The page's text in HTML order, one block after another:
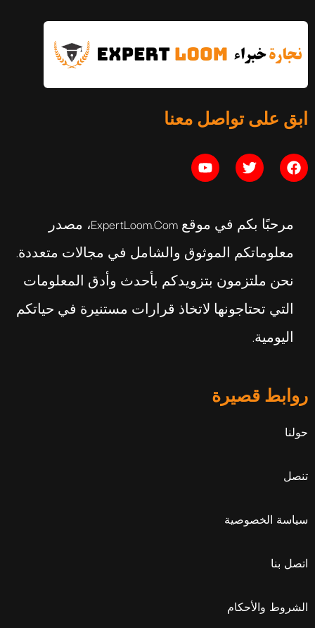
يوليو 16, 2026
ابق على تواصل معنا
مرحبًا بكم في موقع ExpertLoom.com، مصدر
معلوماتكم الموثوق والشامل في مجالات متعددة.
نحن ملتزمون بتزويدكم بأحدث وأدق المعلومات
التي تحتاجونها لاتخاذ قرارات مستنيرة في حياتكم
اليومية.
روابط قصيرة
حولنا
تنصل
سياسة الخصوصية
اتصل بنا
الشروط والأحكام